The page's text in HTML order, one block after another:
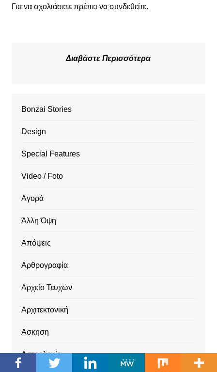
Για να σχολιάσετε πρέπει να συνδεθείτε.
Διαβάστε Περισσότερα
Bonzai Stories
Design
Special Features
Video / Foto
Αγορά
Άλλη Όψη
Απόψεις
Αρθρογραφία
Αρχείο Τευχών
Αρχιτεκτονική
Ασκηση
Αστρολογία